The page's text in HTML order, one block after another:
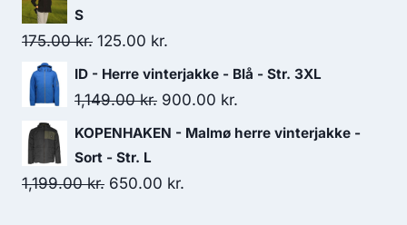
125.00 kr..
S
175.00kr. Original
price
was:
125.00 kr.
price
is:
ID - Herre vinterjakke - Blå - Str. 3XL
1,149.00kr. Original
price
1,149.00 kr..
900.00 kr.
price
KOPENHAKEN - Malmø herre vinterjakke -
Sort - Str. L
1,199.00kr. Original
650.00 kr.